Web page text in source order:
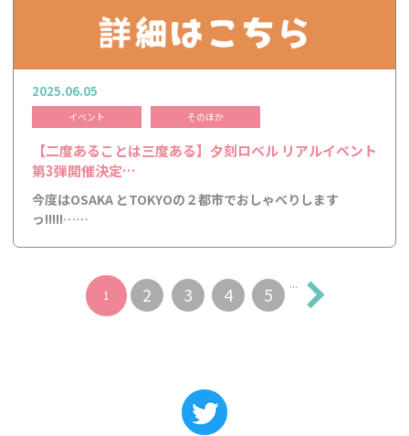
2025.06.05
イベント そのほか
【二度あることは三度ある】夕刻ロベル リアルイベント
第3弾開催決定…
今度はOSAKA とTOKYOの２都市でおしゃべりします
っ!!!!!……
1 2 3 4 5 ...